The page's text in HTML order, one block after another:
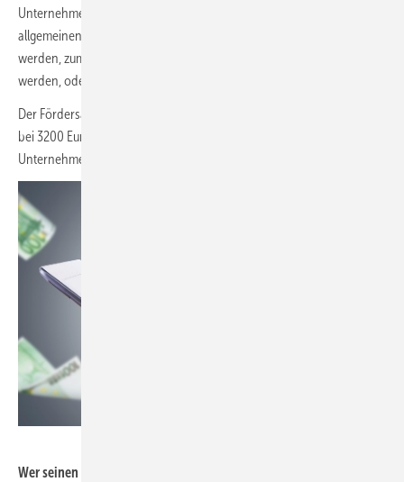
Unternehmensführung. Außerdem können zusätzlich zu einer
allgemeinen Beratung
werden, zum Beispiel von Unternehmen, die von Frauen geführt
werden, oder zum Thema Nachhaltigkeit und Umweltschutz.
Der Fördersatz liegt zwischen 50 und 90 %, die maximale Förderhöhe
bei 3200 Euro, sie ist unter anderem auch abhängig vom Standort des
Unternehmens.
Wer seinen Betrieb mit digitalen Werkzeugen besser aufstellen